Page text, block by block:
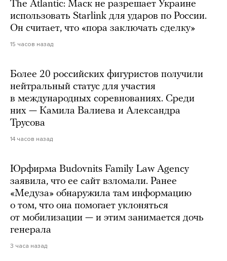
The Atlantic: Маск не разрешает Украине
использовать Starlink для ударов по России.
Он считает, что «пора заключать сделку»
15 часов назад
Более 20 российских фигуристов получили
нейтральный статус для участия
в международных соревнованиях. Среди
них — Камила Валиева и Александра
Трусова
14 часов назад
Юрфирма Budovnits Family Law Agency
заявила, что ее сайт взломали. Ранее
«Медуза» обнаружила там информацию
о том, что она помогает уклоняться
от мобилизации — и этим занимается дочь
генерала
3 часа назад